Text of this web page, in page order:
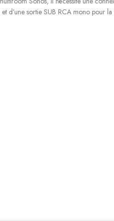
sortie SUB RCA mono pour la